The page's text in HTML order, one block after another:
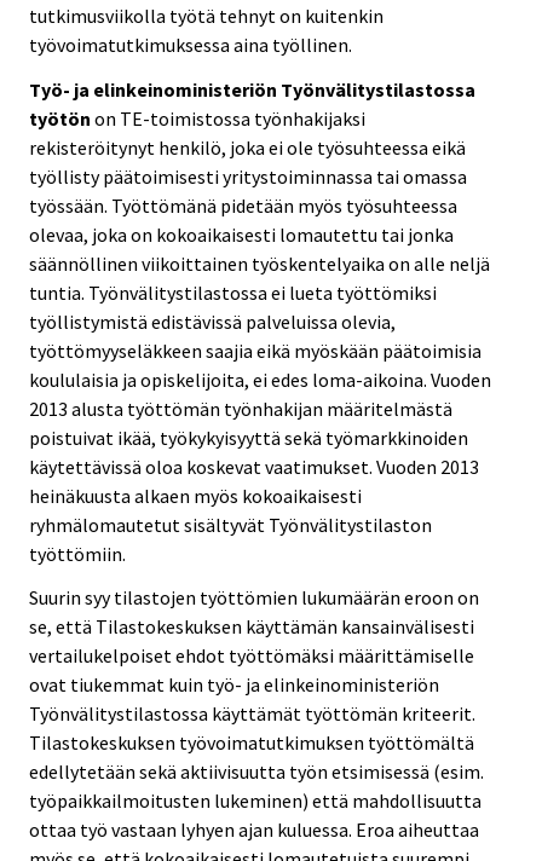
tutkimusviikolla työtä tehnyt on kuitenkin
työvoimatutkimuksessa aina työllinen.
Työ- ja elinkeinoministeriön Työnvälitystilastossa
työtön on TE-toimistossa työnhakijaksi
rekisteröitynyt henkilö, joka ei ole työsuhteessa eikä
työllisty päätoimisesti yritystoiminnassa tai omassa
työssään. Työttömänä pidetään myös työsuhteessa
olevaa, joka on kokoaikaisesti lomautettu tai jonka
säännöllinen viikoittainen työskentelyaika on alle neljä
tuntia. Työnvälitystilastossa ei lueta työttömiksi
työllistymistä edistävissä palveluissa olevia,
työttömyyseläkkeen saajia eikä myöskään päätoimisia
koululaisia ja opiskelijoita, ei edes loma-aikoina. Vuoden
2013 alusta työttömän työnhakijan määritelmästä
poistuivat ikää, työkykyisyyttä sekä työmarkkinoiden
käytettävissä oloa koskevat vaatimukset. Vuoden 2013
heinäkuusta alkaen myös kokoaikaisesti
ryhmälomautetut sisältyvät Työnvälitystilaston
työttömiin.
Suurin syy tilastojen työttömien lukumäärän eroon on
se, että Tilastokeskuksen käyttämän kansainvälisesti
vertailukelpoiset ehdot työttömäksi määrittämiselle
ovat tiukemmat kuin työ- ja elinkeinoministeriön
Työnvälitystilastossa käyttämät työttömän kriteerit.
Tilastokeskuksen työvoimatutkimuksen työttömältä
edellytetään sekä aktiivisuutta työn etsimisessä (esim.
työpaikkailmoitusten lukeminen) että mahdollisuutta
ottaa työ vastaan lyhyen ajan kuluessa. Eroa aiheuttaa